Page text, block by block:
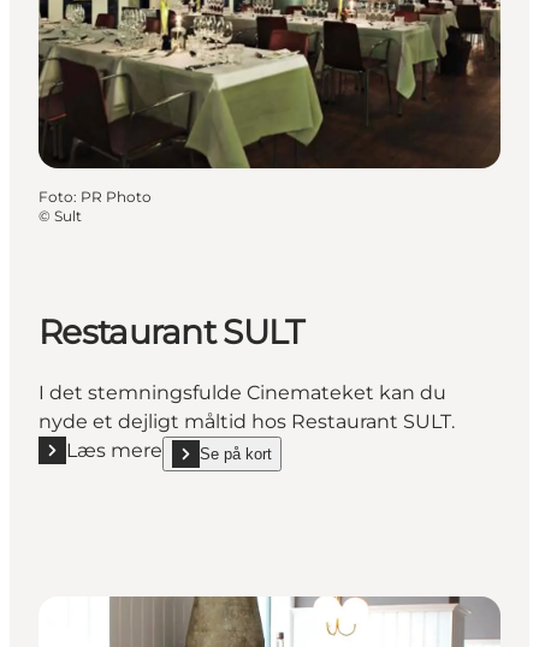
Foto: PR Photo
© Sult
Restaurant SULT
I det stemningsfulde Cinemateket kan du
nyde et dejligt måltid hos Restaurant SULT.
Læs mere
Læs mere "Restaurant SULT"
Se på kort
show Restaurant SULT on_map